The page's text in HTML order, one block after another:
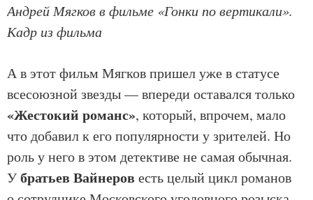
Андрей Мягков в фильме «Гонки по вертикали».
Кадр из фильма
А в этот фильм Мягков пришел уже в статусе
всесоюзной звезды — впереди оставался только
«Жестокий романс», который, впрочем, мало
что добавил к его популярности у зрителей. Но
роль у него в этом детективе не самая обычная.
Убратьев Вайнеровесть целый цикл романов